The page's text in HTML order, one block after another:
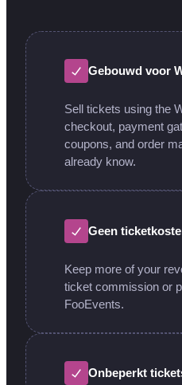
Gebouwd voor
Sell tickets using the
checkout, payment
coupons, and order
already know.
Geen
Keep more of your
ticket commission or
FooEvents.
Onbeperkt